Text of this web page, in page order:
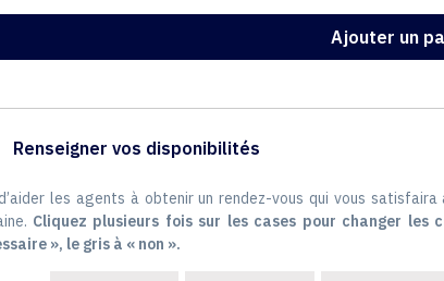
Ajouter un
Renseigner vos disponibilités
les agents à obtenir un rendez-vous qui vous
Cliquez plusieurs fois sur les cases pour changer
», le gris à « non ».